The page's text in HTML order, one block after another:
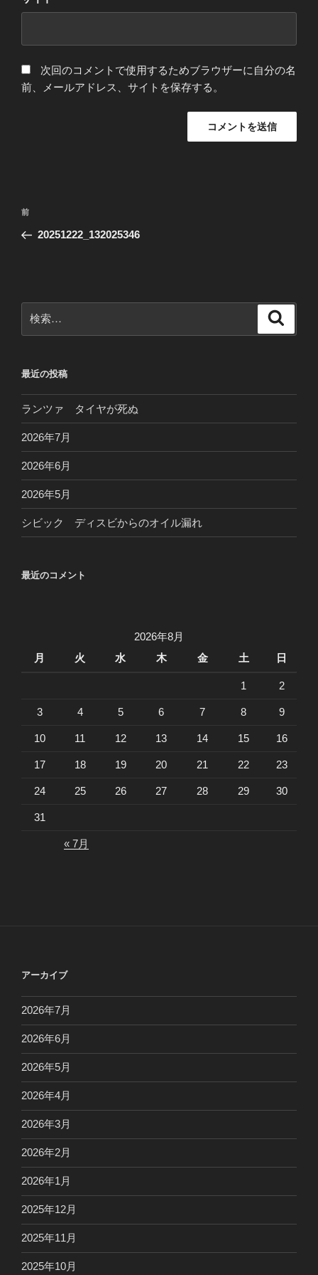
次回のコメントで使用するためブラウザーに自分の名
前、メールアドレス、サイトを保存する。
投
ナ
ー
シ
前
の
前
20251222_132025346
索:
最近の投稿
ランツァ タイヤが死ぬ
2026年7月
2026年6月
2026年5月
シビック ディスビからのオイル漏れ
最近のコメント
2026年8月
月
火 水 木 金 土 日
1 2
3 4 5 6 7 8 9
10 11 12 13 14 15 16
17 18 19 20 21 22 23
24 25 26 27 28 29 30
31
« 7月
アーカイブ
2026年7月
2026年6月
2026年5月
2026年4月
2026年3月
2026年2月
2026年1月
2025年12月
2025年11月
2025年10月